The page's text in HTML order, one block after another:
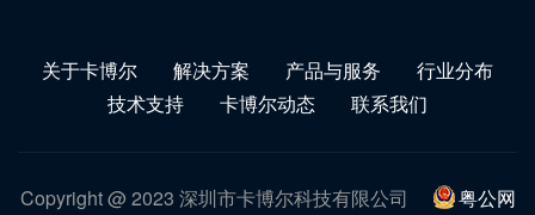
关于卡博尔 解决方案 产品与服务
行业分布
技术支持
卡博尔动态 联系我们
Copyright @ 2023 深圳市卡博尔科技有限公司
粤公网